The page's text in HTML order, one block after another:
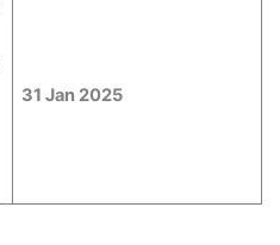
31 Jan 2025